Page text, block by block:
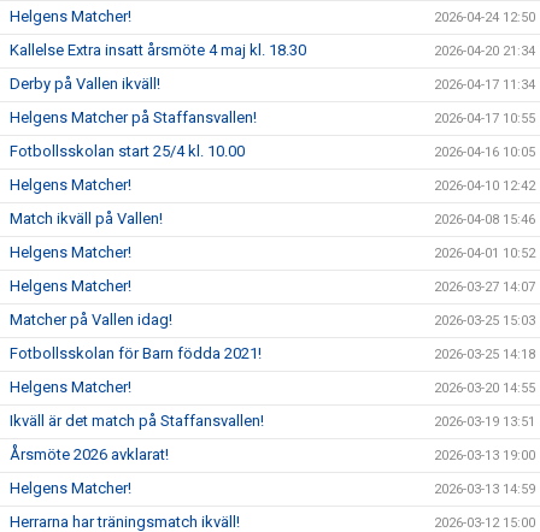
Helgens Matcher! 2026-04-24 12:50
Kallelse Extra insatt årsmöte 4 maj kl. 18.30 2026-04-20 21:34
Derby på Vallen ikväll! 2026-04-17 11:34
Helgens Matcher på Staffansvallen! 2026-04-17 10:55
Fotbollsskolan start 25/4 kl. 10.00 2026-04-16 10:05
Helgens Matcher! 2026-04-10 12:42
Match ikväll på Vallen! 2026-04-08 15:46
Helgens Matcher! 2026-04-01 10:52
Helgens Matcher! 2026-03-27 14:07
Matcher på Vallen idag! 2026-03-25 15:03
Fotbollsskolan för Barn födda 2021! 2026-03-25 14:18
Helgens Matcher! 2026-03-20 14:55
Ikväll är det match på Staffansvallen! 2026-03-19 13:51
Årsmöte 2026 avklarat! 2026-03-13 19:00
Helgens Matcher! 2026-03-13 14:59
Herrarna har träningsmatch ikväll! 2026-03-12 15:00